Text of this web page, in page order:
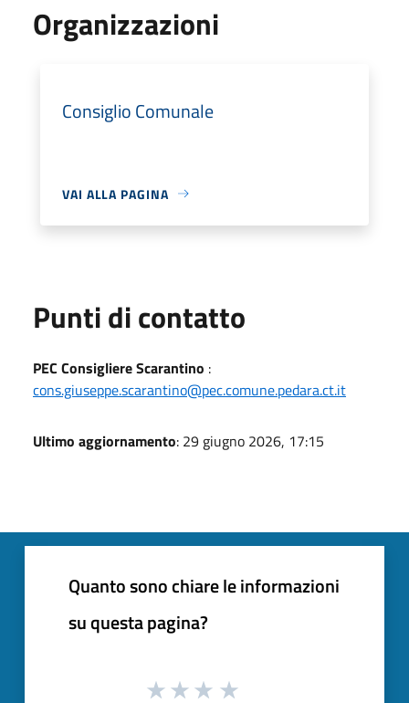
Organizzazioni
Consiglio Comunale
VAI ALLA PAGINA
Punti di contatto
PEC Consigliere Scarantino :
cons.giuseppe.scarantino@pec.comune.pedara.ct.it
Ultimo aggiornamento: 29 giugno 2026, 17:15
Quanto sono chiare le informazioni
su questa pagina?